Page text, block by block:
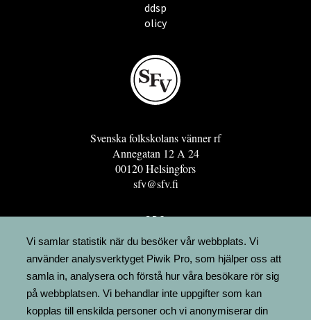
ddsp
olicy
Svenska folkskolans vänner rf
Annegatan 12 A 24
00120 Helsingfors
sfv@sfv.fi
GRO
FÖRENINGSRESURSEN
MINNESRUNOR.FI
UPPSLAGSVERKET FINLAND
LÄGENHETER
FAKTURERING
Vi samlar statistik när du besöker vår webbplats. Vi
använder analysverktyget Piwik Pro, som hjälper oss att
samla in, analysera och förstå hur våra besökare rör sig
på webbplatsen. Vi behandlar inte uppgifter som kan
kopplas till enskilda personer och vi anonymiserar din